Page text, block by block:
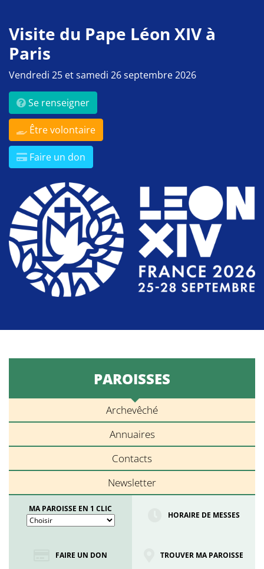
Visite du Pape Léon XIV à
Paris
Vendredi 25 et samedi 26 septembre 2026
Se renseigner
Être volontaire
Faire un don
PAROISSES
Archevêché
Annuaires
Contacts
Newsletter
MA PAROISSE EN 1 CLIC
HORAIRE DE MESSES
FAIRE UN DON TROUVER MA PAROISSE